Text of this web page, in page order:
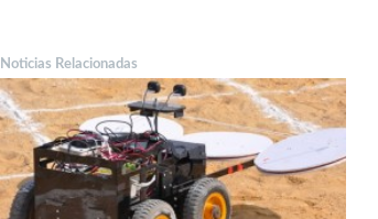
Noticias Relacionadas